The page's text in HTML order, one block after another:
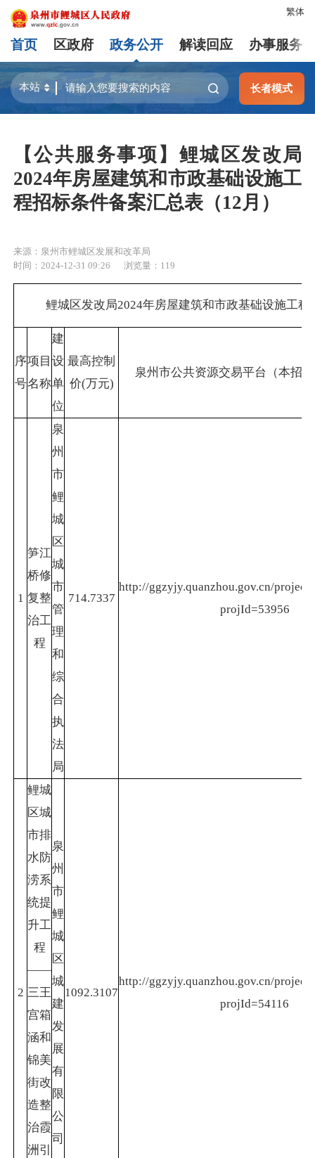
繁体
首页 区政府 政务公开 解读回应 办事服务
长者模式
【公共服务事项】鲤城区发改局
2024年房屋建筑和市政基础设施工
程招标条件备案汇总表（12月）
来源：泉州市鲤城区发展和改革局
时间：2024-12-31 09:26
浏览量： 119
鲤城区发改局2024年房屋建筑和市政基础设施工
序
号
项目
名称
建
设
单
位
最高控制
价(万元)
泉州市公共资源交易平台（本招
1
笋江
桥修
复整
治工
程
泉
州
市
鲤
城
区
城
市
管
理
和
综
合
执
法
局
714.7337
http://ggzyjy.quanzhou.gov.cn/
projId=53956
2
鲤城
区城
市排
水防
涝系
统提
升工
程
——
三王
宫箱
涵和
锦美
街改
造整
治霞
洲引
泉
州
市
鲤
城
区
城
建
发
展
有
限
公
司
1092.3107
http://ggzyjy.quanzhou.gov.cn/
projId=54116